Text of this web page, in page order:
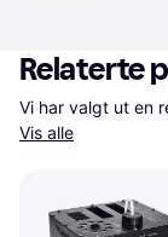
Relaterte
Vis alle